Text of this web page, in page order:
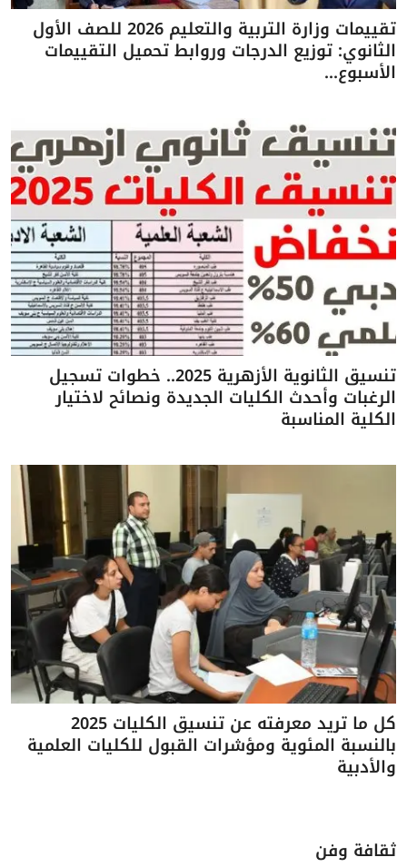
تقييمات وزارة التربية والتعليم 2026 للصف الأول
الثانوي: توزيع الدرجات وروابط تحميل التقييمات
الأسبوع...
تنسيق الثانوية الأزهرية 2025.. خطوات تسجيل
الرغبات وأحدث الكليات الجديدة ونصائح لاختيار
الكلية المناسبة
كل ما تريد معرفته عن تنسيق الكليات 2025
بالنسبة المئوية ومؤشرات القبول للكليات العلمية
والأدبية
ثقافة وفن